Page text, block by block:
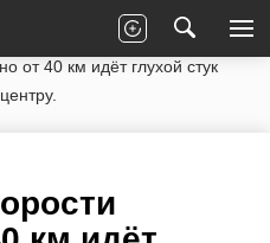
Q5
от 40 км идёт глухой стук